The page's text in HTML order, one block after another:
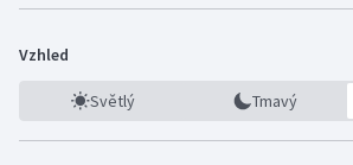
Vzhled
Světlý Tmavý